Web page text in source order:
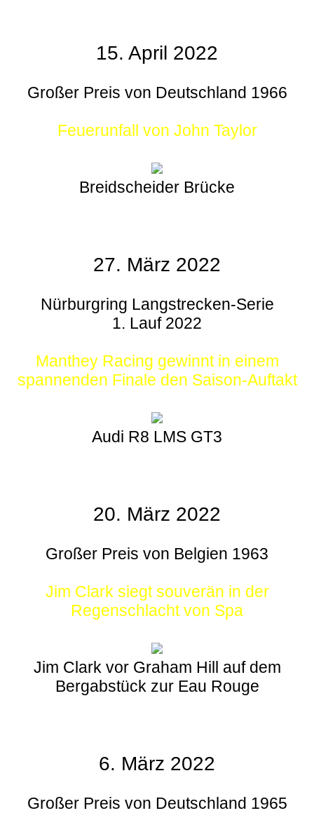
15. April 2022
Großer Preis von Deutschland 1966
Feuerunfall von John Taylor
Breidscheider Brücke
27. März 2022
Nürburgring Langstrecken-Serie
1. Lauf 2022
Manthey Racing gewinnt in einem
spannenden Finale den Saison-Auftakt
Audi R8 LMS GT3
20. März 2022
Großer Preis von Belgien 1963
Jim Clark siegt souverän in der
Regenschlacht von Spa
Jim Clark vor Graham Hill auf dem
Bergabstück zur Eau Rouge
6. März 2022
Großer Preis von Deutschland 1965